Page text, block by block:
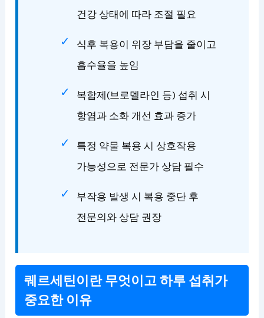
건강 상태에 따라 조절 필요
식후 복용이 위장 부담을 줄이고
흡수율을 높임
복합제(브로멜라인 등) 섭취 시
항염과 소화 개선 효과 증가
특정 약물 복용 시 상호작용
가능성으로 전문가 상담 필수
부작용 발생 시 복용 중단 후
전문의와 상담 권장
퀘르세틴이란 무엇이고 하루 섭취가
중요한 이유